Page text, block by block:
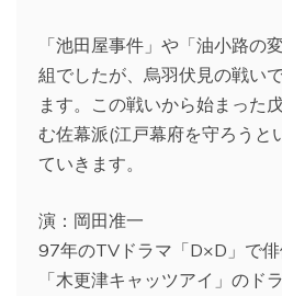
「池田屋事件」や「油小路の
組でしたが、烏羽伏見の戦い
ます。この戦いから始まった
む佐幕派(江戸幕府を守ろうと
ていきます。
演：岡田准一
97年のTVドラマ「D×D」で俳
「木更津キャッツアイ」のド